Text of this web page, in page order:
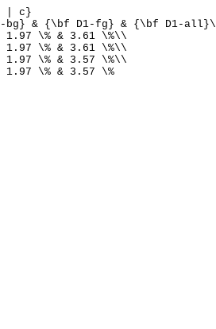
| c}
bg} & {\bf D1-fg} & {\bf D1-
\% & 3.61 \%\\
\% & 3.61 \%\\
\% & 3.57 \%\\
\% & 3.57 \%